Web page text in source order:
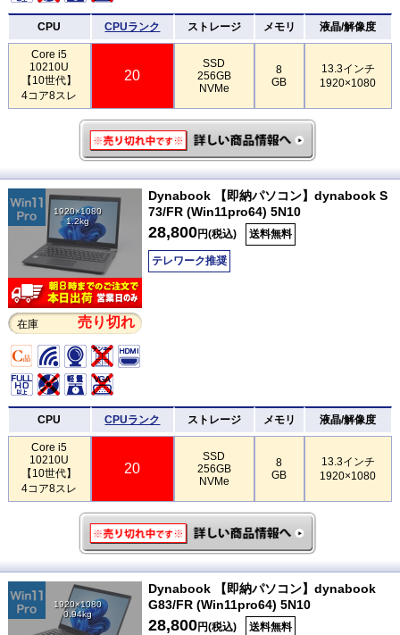
CPU CPUランク ストレージ メモリ 液晶/解像度
Core i5
10210U
【10世代】
4コア8スレ
20
SSD
256GB
NVMe
8
GB
13.3インチ
1920×1080
1920×1080
1.2kg
在庫 売り切れ
Dynabook 【即納パソコン】dynabook S
73/FR (Win11pro64) 5N10
28,800円(税込) 送料無料
テレワーク推奨
CPU CPUランク ストレージ メモリ 液晶/解像度
Core i5
10210U
【10世代】
4コア8スレ
20
SSD
256GB
NVMe
8
GB
13.3インチ
1920×1080
1920×1080
0.94kg
Dynabook 【即納パソコン】dynabook
G83/FR (Win11pro64) 5N10
28,800円(税込) 送料無料